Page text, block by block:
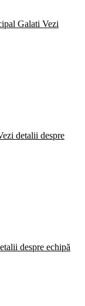
Galati Vezi
detalii despre
despre echipă